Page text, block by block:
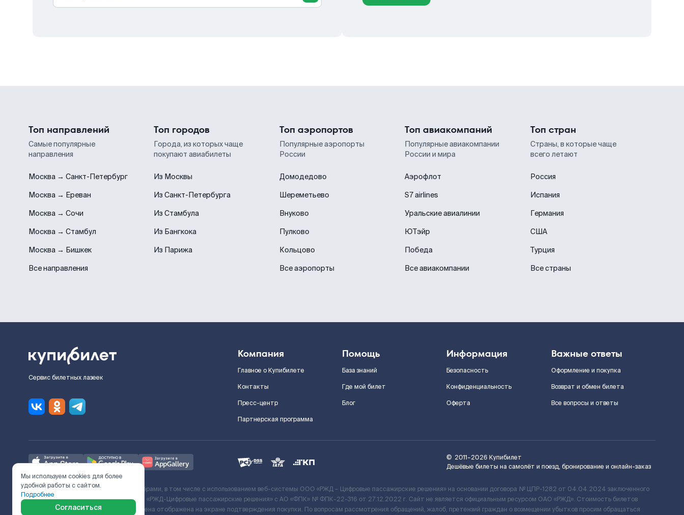
Топ направлений
Самые популярные
направления
Москва → Санкт-Петербург
Москва → Ереван
Москва → Сочи
Москва → Стамбул
Москва → Бишкек
Все направления
Топ городов
Города, из которых чаще
покупают авиабилеты
Из Москвы
Из Санкт-Петербурга
Из Стамбула
Из Бангкока
Из Парижа
Топ аэропортов
Популярные аэропорты
России
Домодедово
Шереметьево
Внуково
Пулково
Кольцово
Все аэропорты
Топ авиакомпаний
Популярные авиакомпании
России и мира
Аэрофлот
S7 airlines
Уральские авиалинии
ЮТэйр
Победа
Все авиакомпании
Топ стран
Страны, в которые чаще
всего летают
Россия
Испания
Германия
США
Турция
Все страны
Сервис билетных лазеек
Компания
Главное о Купибилете
Контакты
Пресс-центр
Партнерская программа
Помощь
База знаний
Где мой билет
Блог
Информация
Безопасность
Конфиденциальность
Оферта
Важные ответы
Оформление и покупка
Возврат и обмен билета
Все вопросы и ответы
© 2011–2026 Купибилет
Дешёвые билеты на самолёт и поезд, бронирование и онлайн-заказ
Ж/Д билеты предоставляются партнёрами, в том числе с использованием веб-системы ООО «РЖД – Цифровые пассажирские решения» на основании договора № ЦПР-1282 от 04.04.2024 заключенного
с Поставщиком услуг и Договора ООО «РЖД-Цифровые пассажирские решения» c АО «ФПК» № ФПК-22-316 от 27.12.2022 г. Сайт не является официальным ресурсом ОАО «РЖД». Стоимость билетов
включает сервисный сбор. Итоговая цена отображена на экране подтверждения покупки. По вопросам рассмотрения обращений, жалоб, претензий граждан о возмещении убытков просим обращаться
Мы используем cookies для более
удобной работы с сайтом.
Подробнее
Согласиться